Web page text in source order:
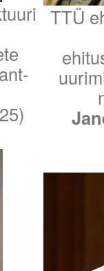
TTÜ